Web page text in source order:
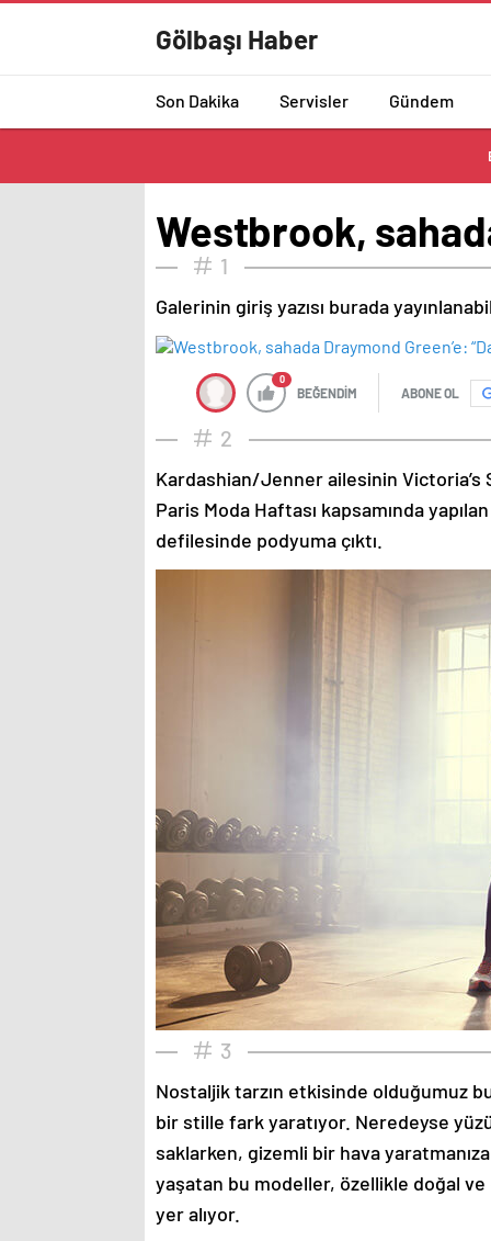
Gölbaşı Haber
Son Dakika Servisler Gündem
Westbrook,
1
Galerinin giriş yazısı burada
0
BEĞENDİM ABONE OL
2
Kardashian/Jenner ailesinin
Paris Moda Haftası kapsamında
defilesinde podyuma çıktı.
3
Nostaljik tarzın etkisinde olduğumuz
bir stille fark yaratıyor. Neredeyse
saklarken, gizemli bir hava yaratmanıza
yaşatan bu modeller, özellikle doğal
yer alıyor.